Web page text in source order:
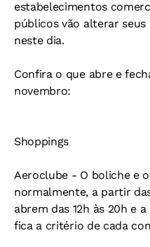
estabelecimentos
públicos vão alterar
neste dia.
Confira o que abre e
novembro:
Shoppings
Aeroclube - O boliche e
normalmente, a partir
abrem das 12h às 20h e
fica a critério de cada